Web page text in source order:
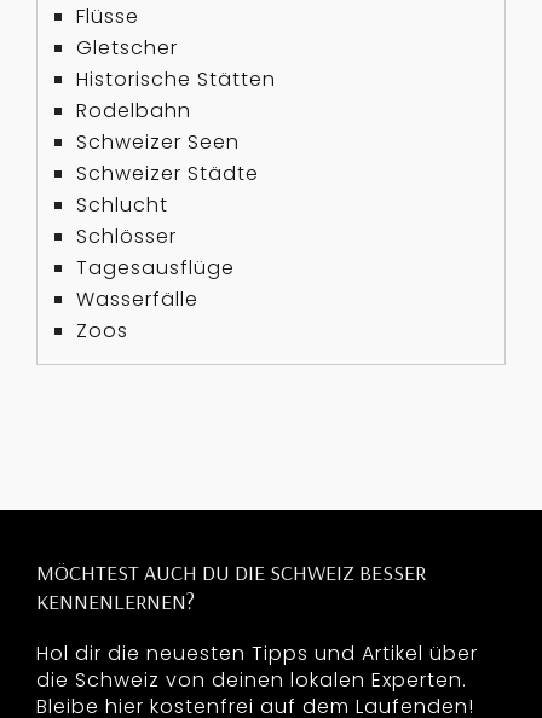
Flüsse
Gletscher
Historische Stätten
Rodelbahn
Schweizer Seen
Schweizer Städte
Schlucht
Schlösser
Tagesausflüge
Wasserfälle
Zoos
MÖCHTEST AUCH DU DIE SCHWEIZ BESSER
KENNENLERNEN?
Hol dir die neuesten Tipps und Artikel über
die Schweiz von deinen lokalen Experten.
Bleibe hier kostenfrei auf dem Laufenden!